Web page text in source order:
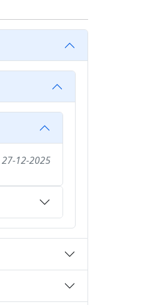
27-12-2025